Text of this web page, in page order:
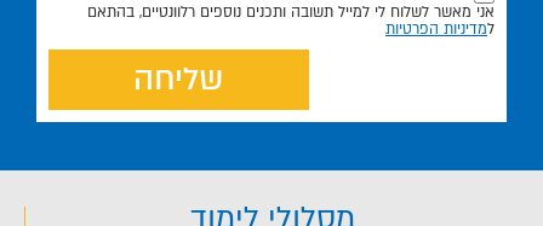
אני מאשר לשלוח לי למייל תשובה ותכנים נוספים רלוונטיים, בהתאם
למדיניות הפרטיות
שליחה